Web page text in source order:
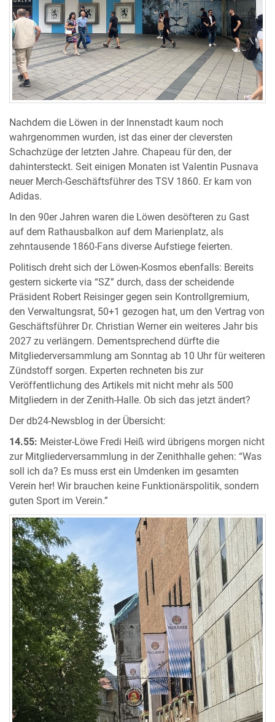
Nachdem die Löwen in der Innenstadt kaum noch
wahrgenommen wurden, ist das einer der cleversten
Schachzüge der letzten Jahre. Chapeau für den, der
dahintersteckt. Seit einigen Monaten ist Valentin Pusnava
neuer Merch-Geschäftsführer des TSV 1860. Er kam von
Adidas.
In den 90er Jahren waren die Löwen desöfteren zu Gast
auf dem Rathausbalkon auf dem Marienplatz, als
zehntausende 1860-Fans diverse Aufstiege feierten.
Politisch dreht sich der Löwen-Kosmos ebenfalls: Bereits
gestern sickerte via “SZ” durch, dass der scheidende
Präsident Robert Reisinger gegen sein Kontrollgremium,
den Verwaltungsrat, 50+1 gezogen hat, um den Vertrag von
Geschäftsführer Dr. Christian Werner ein weiteres Jahr bis
2027 zu verlängern. Dementsprechend dürfte die
Mitgliederversammlung am Sonntag ab 10 Uhr für weiteren
Zündstoff sorgen. Experten rechneten bis zur
Veröffentlichung des Artikels mit nicht mehr als 500
Mitgliedern in der Zenith-Halle. Ob sich das jetzt ändert?
Der db24-Newsblog in der Übersicht:
14.55: Meister-Löwe Fredi Heiß wird übrigens morgen nicht
zur Mitgliederversammlung in der Zenithhalle gehen: “Was
soll ich da? Es muss erst ein Umdenken im gesamten
Verein her! Wir brauchen keine Funktionärspolitik, sondern
guten Sport im Verein.”